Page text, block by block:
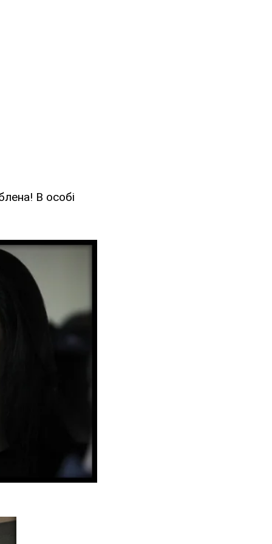
В особі